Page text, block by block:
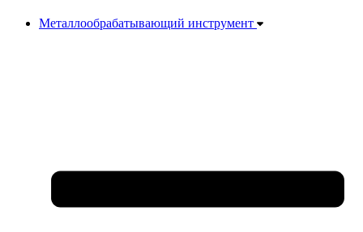
Металлообрабатывающий инструмент